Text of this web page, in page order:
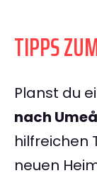
TIPPS
Planst du
nach Umeå
hilfreichen
neuen